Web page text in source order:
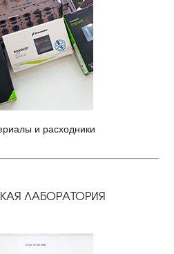
и расходники
ЛАБОРАТОРИЯ